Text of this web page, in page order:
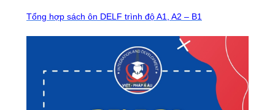
Tổng hợp sách ôn DELF trình độ A1, A2 – B1